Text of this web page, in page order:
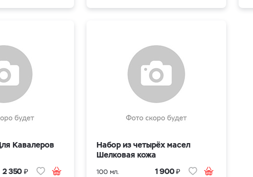
Кавалеров
2 350 ₽
Набор из четырёх масел
Шелковая кожа
100 мл. 1 900₽